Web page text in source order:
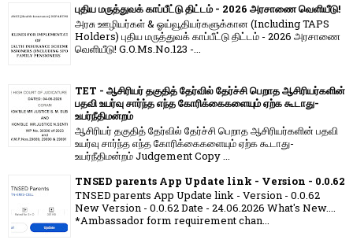
புதிய மருத்துவக் காப்பீட்டு திட்டம் - 2026 அரசாணை வெளியீடு!
அரசு ஊழியர்கள் & ஓய்வூதியர்களுக்கான (Including TAPS
Holders) புதிய மருத்துவக் காப்பீட்டு திட்டம் - 2026 அரசாணை
வெளியீடு! G.O.Ms.No.123 -...
TET - ஆசிரியர் தகுதித் தேர்வில் தேர்ச்சி பெறாத ஆசிரியர்களின்
பதவி உயர்வு சார்ந்த எந்த கோரிக்கைகளையும் ஏற்க கூடாது-
உயர்நீதிமன்றம்
ஆசிரியர் தகுதித் தேர்வில் தேர்ச்சி பெறாத ஆசிரியர்களின் பதவி
உயர்வு சார்ந்த எந்த கோரிக்கைகளையும் ஏற்க கூடாது-
உயர்நீதிமன்றம் Judgement Copy ...
TNSED parents App Update link - Version - 0.0.62
TNSED parents App Update link - Version - 0.0.62
New Version - 0.0.62 Date - 24.06.2026 What's New....
*Ambassador form requirement chan...